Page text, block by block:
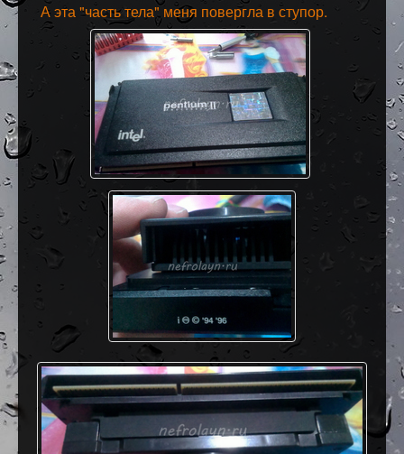
А эта "часть тела" меня повергла в ступор.